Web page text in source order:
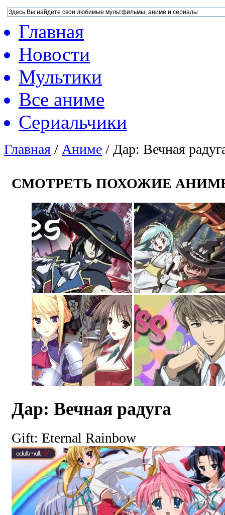
Главная
Новости
Мультики
Все аниме
Сериальчики
Главная / Аниме / Дар: Вечная
СМОТРЕТЬ ПОХОЖИЕ
Дар: Вечная радуга
Gift: Eternal Rainbow